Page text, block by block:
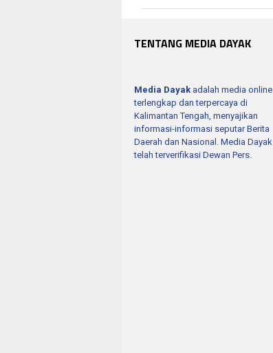
TENTANG MEDIA DAYAK
Media Dayak adalah media online
terlengkap dan terpercaya di
Kalimantan Tengah, menyajikan
informasi-informasi seputar Berita
Daerah dan Nasional. Media Dayak
telah terverifikasi Dewan Pers.